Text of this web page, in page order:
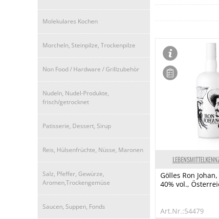
Molekulares Kochen
Morcheln, Steinpilze, Trockenpilze
Non Food / Hardware / Grillzubehör
Nudeln, Nudel-Produkte,
frisch/getrocknet
Patisserie, Dessert, Sirup
Reis, Hülsenfrüchte, Nüsse, Maronen
Salz, Pfeffer, Gewürze,
Aromen,Trockengemüse
Saucen, Suppen, Fonds
Gölles Ron
40% vol.,
Art.Nr.:54479